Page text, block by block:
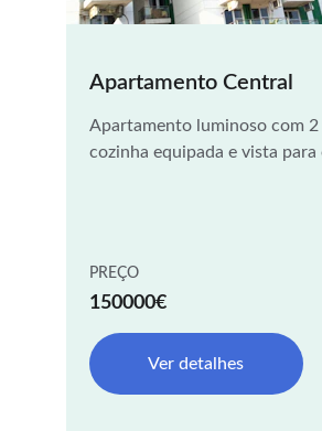
Apartamento Central
Apartamento luminoso com 2
cozinha equipada e vista para
150000€
Ver detalhes
PREÇO